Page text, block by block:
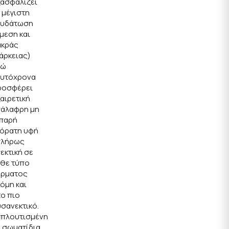
και
μη
υφή
σε
τύπο
και
πιο